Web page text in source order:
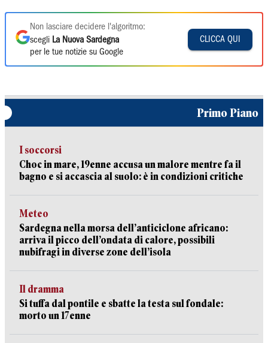
Non lasciare decidere l'algoritmo:
scegli La Nuova Sardegna
per le tue notizie su Google
CLICCA QUI
Primo Piano
I soccorsi
Choc in mare, 19enne accusa un malore mentre fa il
bagno e si accascia al suolo: è in condizioni critiche
Meteo
Sardegna nella morsa dell’anticiclone africano:
arriva il picco dell’ondata di calore, possibili
nubifragi in diverse zone dell’isola
Il dramma
Si tuffa dal pontile e sbatte la testa sul fondale:
morto un 17enne